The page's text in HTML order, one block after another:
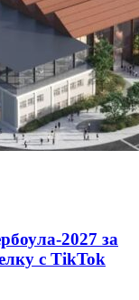
2027 за
с TikTok